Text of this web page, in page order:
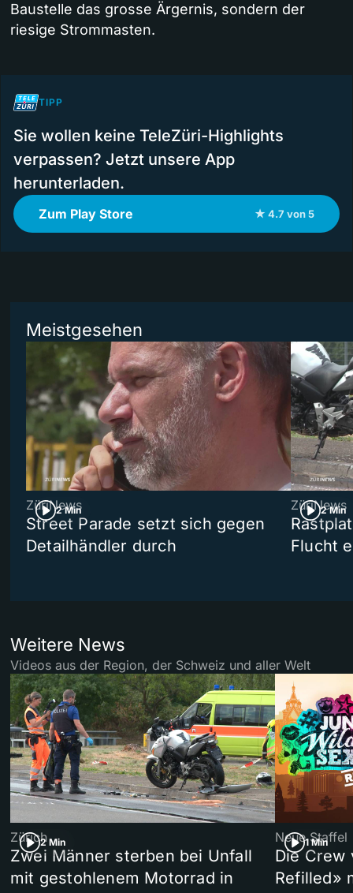
Baustelle das grosse Ärgernis, sondern der
riesige Strommasten.
TIPP
Sie wollen keine TeleZüri-Highlights
verpassen? Jetzt unsere App
herunterladen.
Zum Play Store ★ 4.7 von 5
Meistgesehen
2 Min
ZüriNews
Street Parade setzt sich gegen
Detailhändler durch
2 Min
ZüriNews
Flucht
Weitere News
Videos aus der Region, der Schweiz und aller Welt
2 Min
Zürich
Zwei Männer sterben bei Unfall
mit gestohlenem Motorrad in
1 Min
Neue Staffel
Die Crew
Refilled»